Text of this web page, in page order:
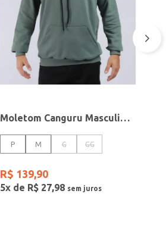
Moletom Canguru Masculino VERDE
P M G GG
R$ 139,90
5x de R$ 27,98